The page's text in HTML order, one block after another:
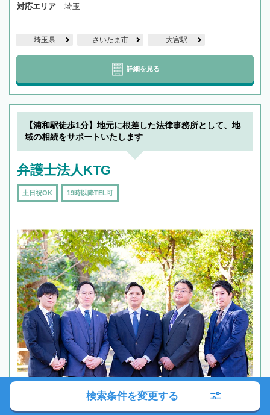
対応エリア 埼玉
埼玉県 さいたま市 大宮駅
詳細を見る
【浦和駅徒歩1分】地元に根差した法律事務所として、地
域の相続をサポートいたします
弁護士法人KTG
土日祝OK 19時以降TEL可
検索条件を変更する